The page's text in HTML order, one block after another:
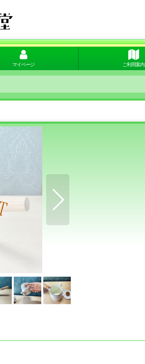
マイページ ご利用案内